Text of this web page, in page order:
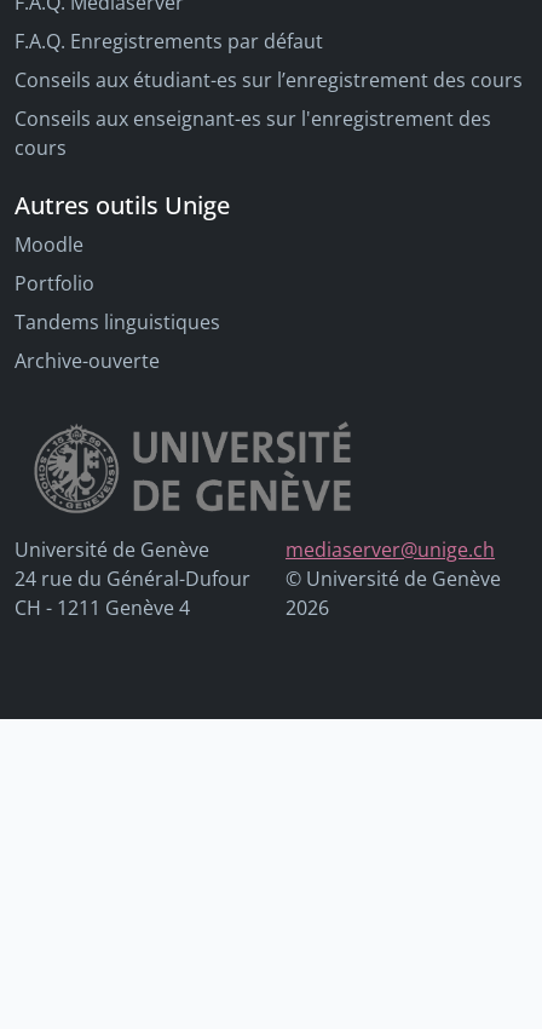
F.A.Q. Enregistrements par défaut
Conseils aux étudiant-es sur l’enregistrement des cours
Conseils aux enseignant-es sur l'enregistrement des
cours
Autres outils Unige
Moodle
Portfolio
Tandems linguistiques
Archive-ouverte
Université de Genève
24 rue du Général-Dufour
CH - 1211 Genève 4
mediaserver@unige.ch
© Université de Genève
2026